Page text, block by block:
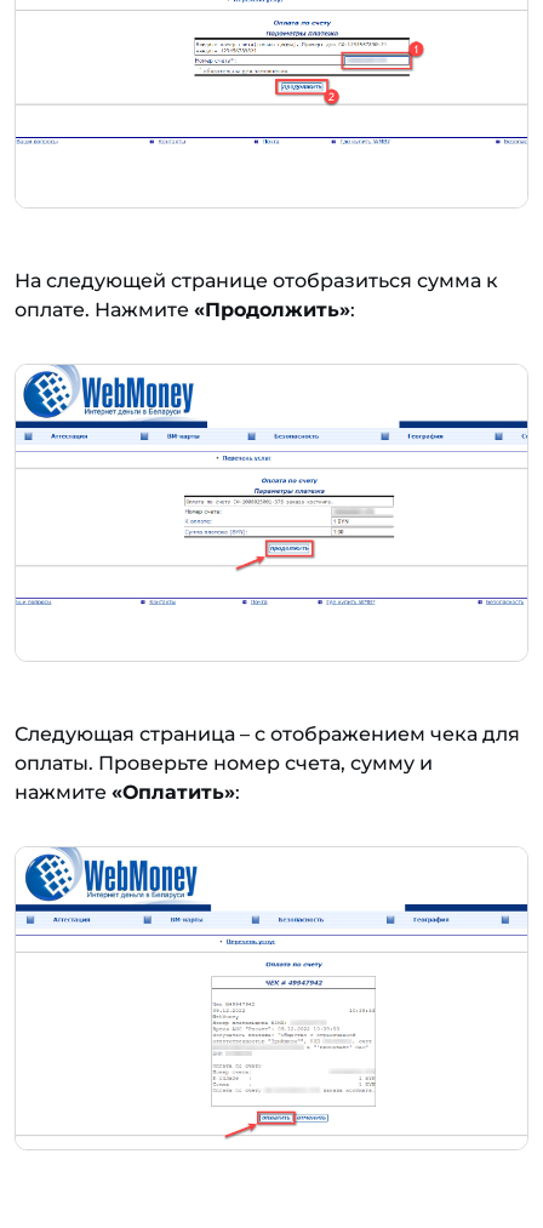
На следующей странице отобразиться сумма к
оплате. Нажмите «Продолжить»:
Следующая страница – с отображением чека для
оплаты. Проверьте номер счета, сумму и
нажмите «Оплатить»: